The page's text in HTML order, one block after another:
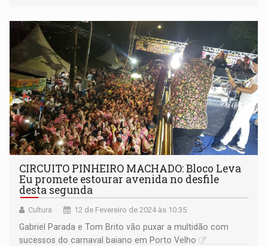
CIRCUITO PINHEIRO MACHADO: Bloco Leva
Eu promete estourar avenida no desfile
desta segunda
Cultura 12 de Fevereiro de 2024 às 10:35
Gabriel Parada e Tom Brito vão puxar a multidão com
sucessos do carnaval baiano em Porto Velho